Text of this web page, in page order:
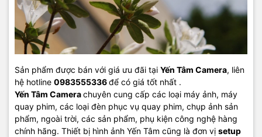
Sản phẩm được bán với giá ưu đãi tại Yến Tâm Camera, liên
hệ hotline 0983555336để có giá tốt nhất .
Yến Tâm Camerachuyên cung cấp các loại máy ảnh, máy
quay phim, các loại đèn phục vụ quay phim, chụp ảnh sản
phẩm, ngoài trời, các sản phẩm, phụ kiện công nghệ hàng
chính hãng. Thiết bị hình ảnh Yến Tâm cũng là đơn vị setup